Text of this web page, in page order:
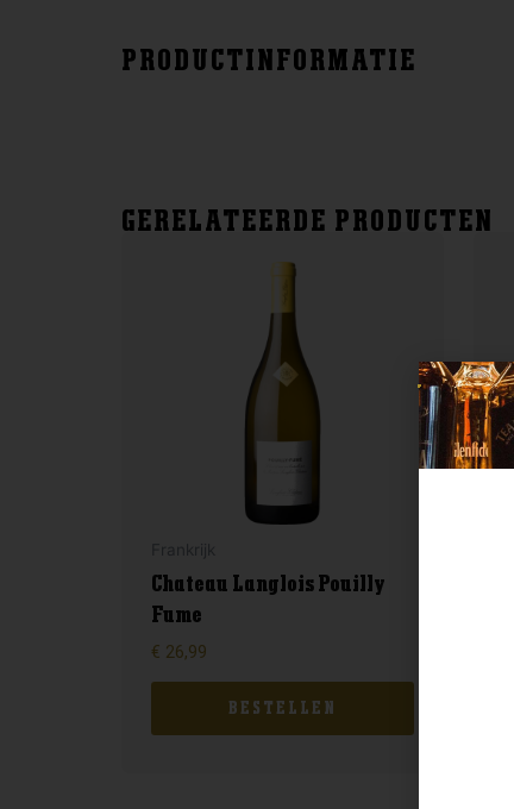
PRODUCTINFORMATIE
GERELATEERDE PRODUCTEN
Chateau Langlois Pouilly
Fume
€ 26,99
BESTELLEN